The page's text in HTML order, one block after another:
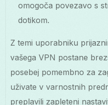
omogoča povezavo s
dotikom.
Z temi uporabniku
vašega VPN postane
posebej pomembno za
uživate v varnostnih
preplavili zapleteni